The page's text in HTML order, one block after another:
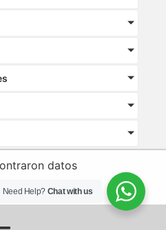
datos
Need Help? Chat with us